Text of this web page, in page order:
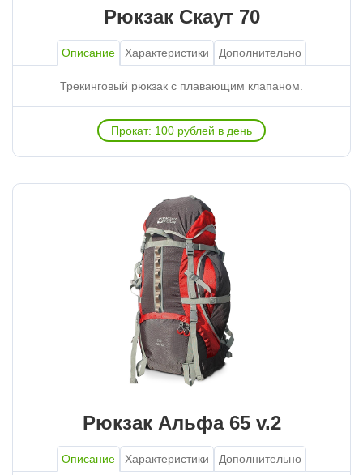
Рюкзак Скаут 70
Описание Характеристики Дополнительно
Трекинговый рюкзак с плавающим клапаном.
Прокат: 100 рублей в день
Рюкзак Альфа 65 v.2
Описание Характеристики Дополнительно